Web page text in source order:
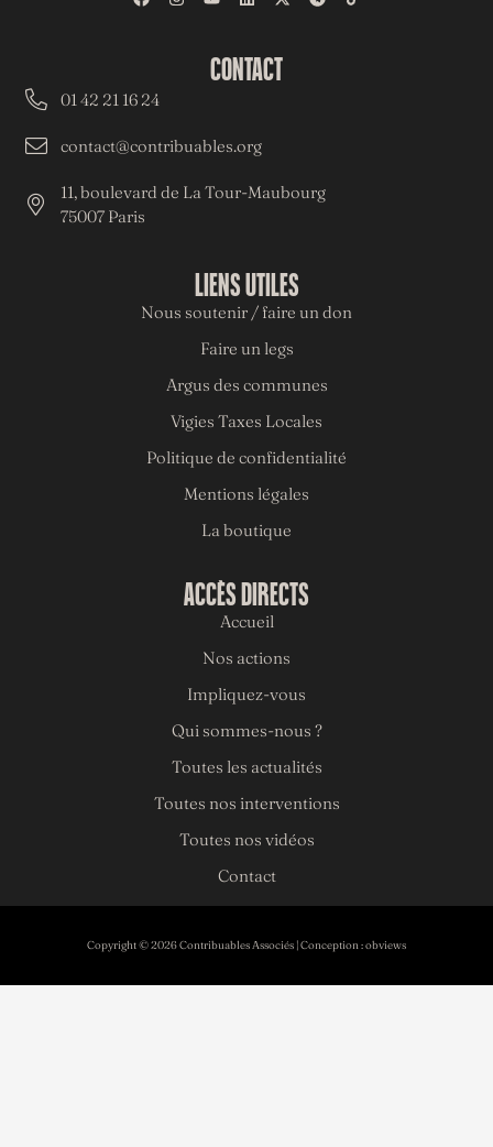
ACCÈS DIRECTS
Accueil
Nos actions
Impliquez-vous
Qui sommes-nous ?
Toutes les actualités
Toutes nos interventions
Toutes nos vidéos
Contact
LIENS UTILES
Nous soutenir / faire un don
Faire un legs
Argus des communes
Vigies Taxes Locales
Politique de confidentialité
Mentions légales
La boutique
CONTACT
01 42 21 16 24
contact@contribuables.org
11, boulevard de La Tour-Maubourg
75007 Paris
Copyright © 2026 Contribuables Associés | Conception :obviews